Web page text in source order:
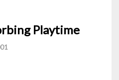
Playtime